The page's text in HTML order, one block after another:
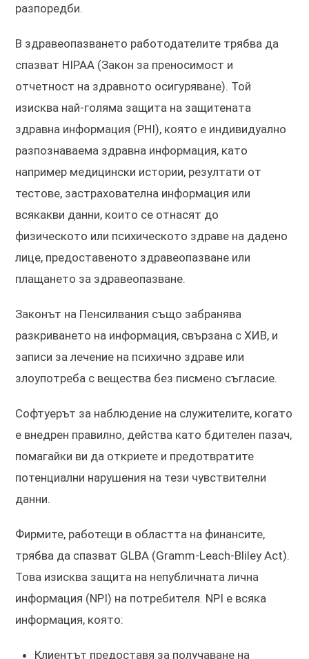
разпоредби.
В здравеопазването работодателите трябва да
спазват HIPAA (Закон за преносимост и
отчетност на здравното осигуряване). Той
изисква най-голяма защита на защитената
здравна информация (PHI), която е индивидуално
разпознаваема здравна информация, като
например медицински истории, резултати от
тестове, застрахователна информация или
всякакви данни, които се отнасят до
физическото или психическото здраве на дадено
лице, предоставеното здравеопазване или
плащането за здравеопазване.
Законът на Пенсилвания също забранява
разкриването на информация, свързана с ХИВ, и
записи за лечение на психично здраве или
злоупотреба с вещества без писмено съгласие.
Софтуерът за наблюдение на служителите, когато
е внедрен правилно, действа като бдителен пазач,
помагайки ви да откриете и предотвратите
потенциални нарушения на тези чувствителни
данни.
Фирмите, работещи в областта на финансите,
трябва да спазват GLBA (Gramm-Leach-Bliley Act).
Това изисква защита на непубличната лична
информация (NPI) на потребителя. NPI е всяка
информация, която:
Клиентът предоставя за получаване на